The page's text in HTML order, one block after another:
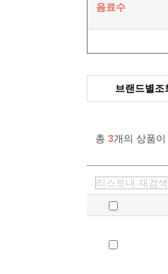
음료수
브랜드별조
총 3개의 상품